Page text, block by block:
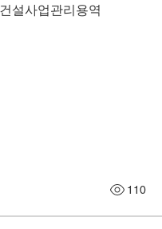
설사업관리용역
110